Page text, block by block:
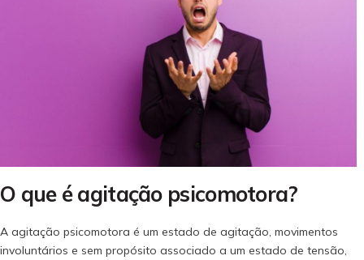
O que é agitação psicomotora?
A agitação psicomotora é um estado de agitação, movimentos
involuntários e sem propósito associado a um estado de tensão,